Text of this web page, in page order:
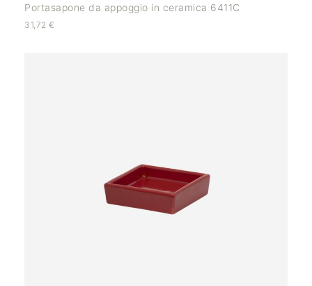
Portasapone da appoggio in ceramica 6411C
31,72 €